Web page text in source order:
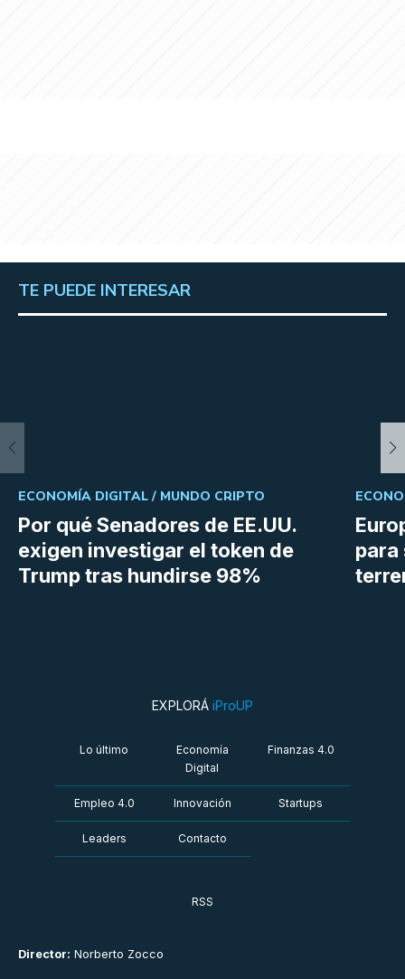
TE PUEDE INTERESAR
Por qué Senadores de EE.UU.
exigen investigar el token de
Trump tras hundirse 98%
ECONOMÍA DIGITAL / MUNDO CRIPTO
para
Director: Norberto Zocco
EXPLORÁ iProUP
Lo último
Economía
Digital
Finanzas 4.0
Empleo 4.0 Innovación Startups
Leaders Contacto
RSS